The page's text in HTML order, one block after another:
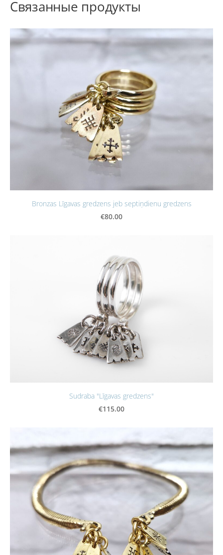
Связанные продукты
Bronzas Līgavas gredzens jeb septiņdienu gredzens
€80.00
Sudraba "Līgavas gredzens"
€115.00